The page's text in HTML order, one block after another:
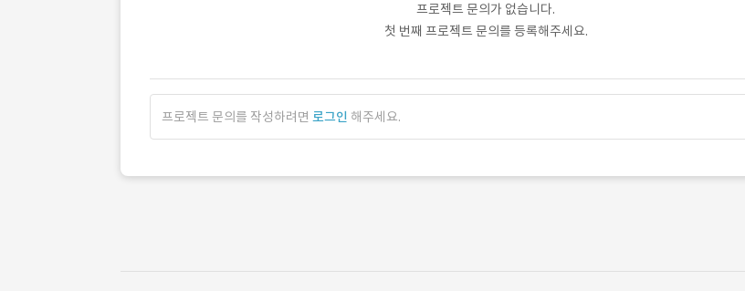
프로젝트 문의가 없습니다.
첫 번째 프로젝트 문의를 등록해주세요.
프로젝트 문의를 작성하려면 로그인 해주세요.